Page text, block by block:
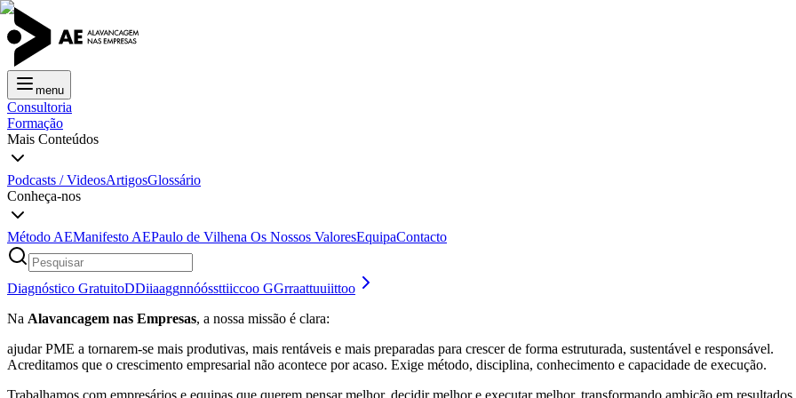
menu
Consultoria
Formação
Mais Conteúdos
Podcasts / VideosArtigosGlossário
Conheça-nos
Método AEManifesto AEPaulo de Vilhena Os Nossos ValoresEquipaContacto
Diagnóstico GratuitoDDiiaaggnnóóssttiiccoo GGrraattuuiittoo
Na Alavancagem nas Empresas, a nossa missão é clara:
ajudar PME a tornarem-se mais produtivas, mais rentáveis e mais preparadas para crescer de forma estruturada, sustentável e responsável.
Acreditamos que o crescimento empresarial não acontece por acaso. Exige método, disciplina, conhecimento e capacidade de execução.
Trabalhamos com empresários e equipas que querem pensar melhor, decidir melhor e executar melhor, transformando ambição em resultados